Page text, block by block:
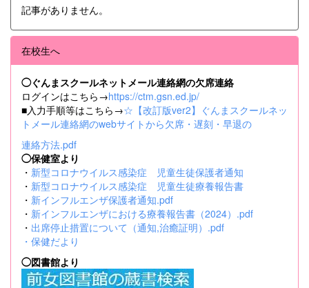
記事がありません。
在校生へ
◯ぐんまスクールネットメール連絡網の欠席連絡
ログインはこちら→https://ctm.gsn.ed.jp/
■入力手順等はこちら→☆【改訂版ver2】ぐんまスクールネッ
トメール連絡網のwebサイトから欠席・遅刻・早退の
連絡方法.pdf
◯保健室より
・ 新型コロナウイルス感染症 児童生徒保護者通知
・ 新型コロナウイルス感染症 児童生徒療養報告書
・ 新インフルエンザ保護者通知.pdf
・ 新インフルエンザにおける療養報告書（2024）.pdf
・ 出席停止措置について（通知,治癒証明）.pdf
・ 保健だより
◯図書館より